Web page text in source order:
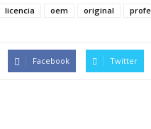
licencia oem original
Facebook Twitter